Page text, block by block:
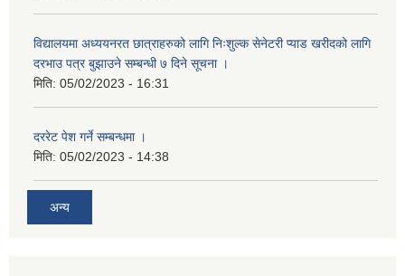
विद्यालयमा अध्ययनरत छात्राहरुको लागि निःशुल्क सेनेटरी प्याड खरीदको लागि
दरभाउ पत्र बुझाउने सम्बन्धी ७ दिने सूचना ।
मिति: 05/02/2023 - 16:31
दररेट पेश गर्ने सम्बन्धमा ।
मिति: 05/02/2023 - 14:38
अन्य